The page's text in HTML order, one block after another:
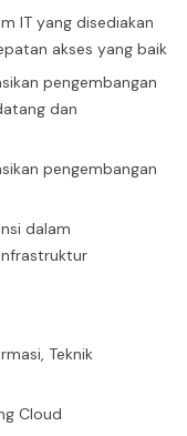
IT yang disediakan
akses yang baik
pengembangan
dan
pengembangan
dalam
Teknik
Cloud